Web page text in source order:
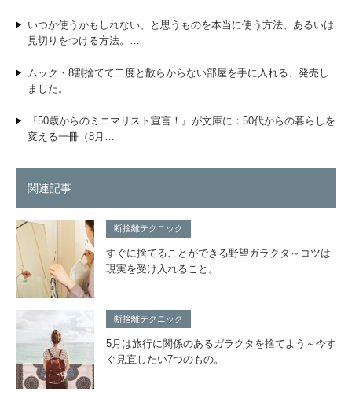
いつか使うかもしれない、と思うものを本当に使う方法、あるいは
見切りをつける方法。…
ムック・8割捨てて二度と散らからない部屋を手に入れる、発売し
ました。
『50歳からのミニマリスト宣言！』が文庫に：50代からの暮らしを
変える一冊（8月…
関連記事
断捨離テクニック
すぐに捨てることができる野望ガラクタ～コツは
現実を受け入れること。
断捨離テクニック
5月は旅行に関係のあるガラクタを捨てよう～今す
ぐ見直したい7つのもの。